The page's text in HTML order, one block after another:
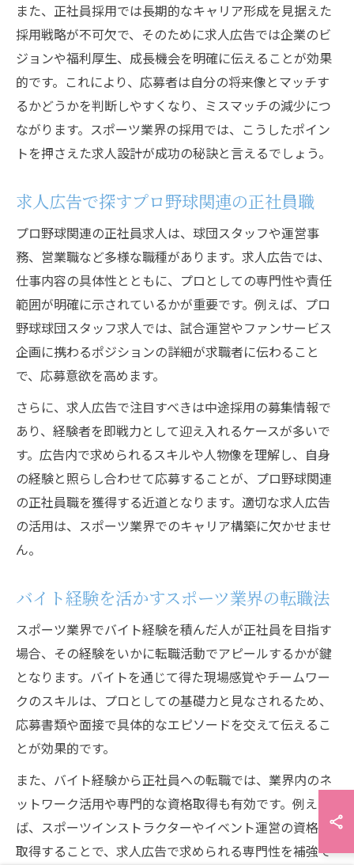
また、正社員採用では長期的なキャリア形成を見据えた
採用戦略が不可欠で、そのために求人広告では企業のビ
ジョンや福利厚生、成長機会を明確に伝えることが効果
的です。これにより、応募者は自分の将来像とマッチす
るかどうかを判断しやすくなり、ミスマッチの減少につ
ながります。スポーツ業界の採用では、こうしたポイン
トを押さえた求人設計が成功の秘訣と言えるでしょう。
求人広告で探すプロ野球関連の正社員職
プロ野球関連の正社員求人は、球団スタッフや運営事
務、営業職など多様な職種があります。求人広告では、
仕事内容の具体性とともに、プロとしての専門性や責任
範囲が明確に示されているかが重要です。例えば、プロ
野球球団スタッフ求人では、試合運営やファンサービス
企画に携わるポジションの詳細が求職者に伝わること
で、応募意欲を高めます。
さらに、求人広告で注目すべきは中途採用の募集情報で
あり、経験者を即戦力として迎え入れるケースが多いで
す。広告内で求められるスキルや人物像を理解し、自身
の経験と照らし合わせて応募することが、プロ野球関連
の正社員職を獲得する近道となります。適切な求人広告
の活用は、スポーツ業界でのキャリア構築に欠かせませ
ん。
バイト経験を活かすスポーツ業界の転職法
スポーツ業界でバイト経験を積んだ人が正社員を目指す
場合、その経験をいかに転職活動でアピールするかが鍵
となります。バイトを通じて得た現場感覚やチームワー
クのスキルは、プロとしての基礎力と見なされるため、
応募書類や面接で具体的なエピソードを交えて伝えるこ
とが効果的です。
また、バイト経験から正社員への転職では、業界内のネ
ットワーク活用や専門的な資格取得も有効です。例え
ば、スポーツインストラクターやイベント運営の資格を
取得することで、求人広告で求められる専門性を補強で